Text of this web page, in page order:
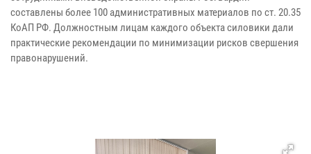
составлены более 100 административных материалов по ст. 20.35
КоАП РФ. Должностным лицам каждого объекта силовики дали
практические рекомендации по минимизации рисков свершения
правонарушений.